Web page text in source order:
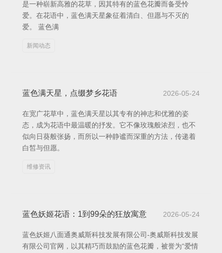
是一种崭新高雅的花草，因其特有的蓝色花瓣而备受怜
爱。在花语中，蓝色满天星象征着清白、但愿与不灭的
爱。 蓝色满
新闻动态
蓝色满天星，点缀梦乡花语 2026-05-24
在宽广花草中，蓝色满天星以其专有的神志和优雅的姿
态，成为花语中最温暖的抒发。它不像玫瑰般浓烈，也不
似向日葵般张扬，而所以一种静谧而深重的方法，传递着
白皙与但愿。
维修资讯
蓝色妖姬花语：1到99朵的狂放寓意 2026-05-24
蓝色妖姬八面通奥威斯科技发展有限公司-奥威斯科技发展
有限公司官网，以其精巧而鼓励的蓝色花瓣，被誉为“爱情